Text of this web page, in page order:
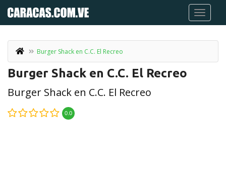
Burger Shack en C.C. El Recreo
Burger Shack en C.C. El Recreo
Burger Shack en C.C. El Recreo
0.0